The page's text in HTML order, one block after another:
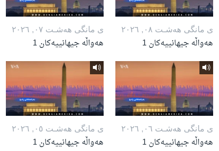
ی مانگی هه‌شـت ٠٨, ٢٠٢٦
هەواڵە جیهانییەکان 1
ی مانگی هه‌شـت ٠٧, ٢٠٢٦
هەواڵە جیهانییەکان 1
ی مانگی هه‌شـت ٠٦, ٢٠٢٦
هەواڵە جیهانییەکان 1
ی مانگی هه‌شـت ٠٥, ٢٠٢٦
هەواڵە جیهانییەکان 1